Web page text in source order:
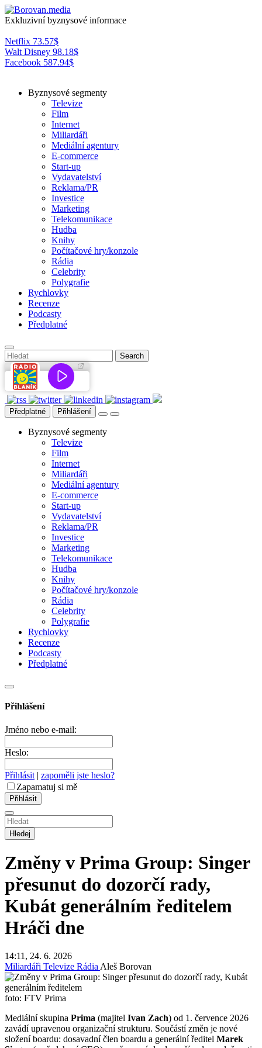
Exkluzivní byznysové informace
Netflix 73.57$
Walt Disney 98.18$
Facebook 587.94$
Byznysové segmenty
Televize
Film
Internet
Miliardáři
Mediální agentury
E-commerce
Start-up
Vydavatelství
Reklama/PR
Investice
Marketing
Telekomunikace
Hudba
Knihy
Počítačové hry/konzole
Rádia
Celebrity
Polygrafie
Rychlovky
Recenze
Podcasty
Předplatné
Předplatné Přihlášení
Byznysové segmenty
Televize
Film
Internet
Miliardáři
Mediální agentury
E-commerce
Start-up
Vydavatelství
Reklama/PR
Investice
Marketing
Telekomunikace
Hudba
Knihy
Počítačové hry/konzole
Rádia
Celebrity
Polygrafie
Rychlovky
Recenze
Podcasty
Předplatné
Přihlášení
Jméno nebo e-mail:
Heslo:
Přihlásit | zapoměli jste heslo?
Zapamatuj si mě
Hledej
Změny v Prima Group: Singer
přesunut do dozorčí rady,
Kubát generálním ředitelem
Hráči dne
14:11, 24. 6. 2026
Miliardáři Televize RádiaAleš Borovan
foto: FTV Prima
Mediální skupina Prima (majitel Ivan Zach) od 1. července 2026
zavádí upravenou organizační strukturu. Součástí změn je nové
složení boardu: dosavadní člen boardu a generální ředitel Marek